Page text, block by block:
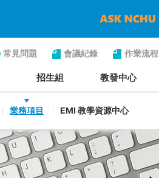
常見問題 會議紀錄 作業流程
招生組 教發中心
業務項目 EMI 教學資源中心